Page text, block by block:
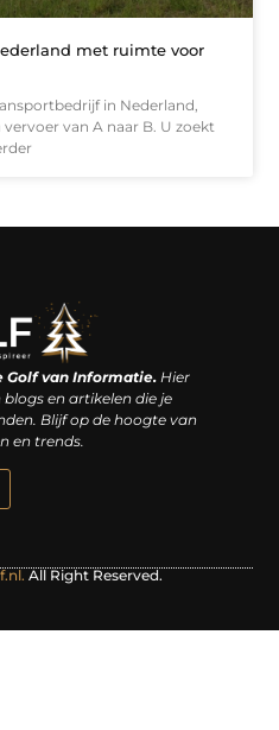
met ruimte voor
in Nederland,
van A naar B. U zoekt
Golf van Informatie.Hier
en artikelen die je
Blijf op de hoogte van
en trends.
All Right Reserved.